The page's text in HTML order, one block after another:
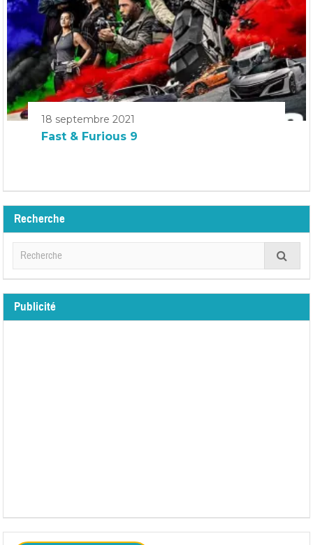
18 septembre 2021
Fast & Furious 9
Recherche
Publicité